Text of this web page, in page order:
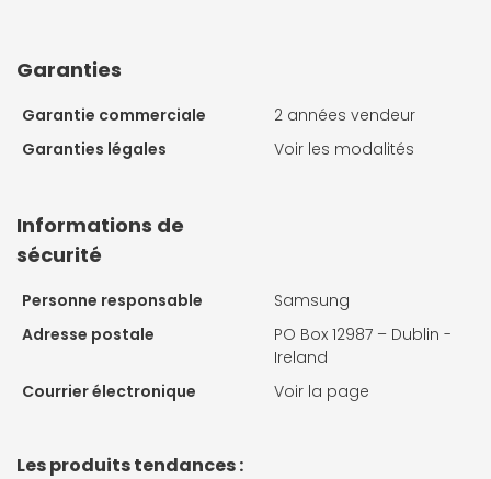
Garanties
Garantie commerciale
2 années vendeur
Garanties légales
Voir les modalités
Informations de
sécurité
Personne responsable
Samsung
Adresse postale
PO Box 12987 – Dublin -
Ireland
Courrier électronique
Voir la page
Les produits tendances :